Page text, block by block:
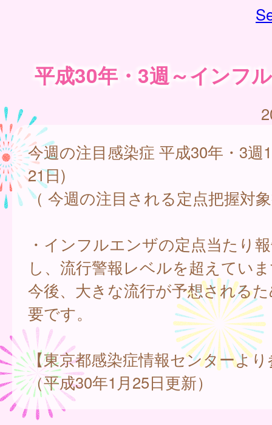
平成30年・3週～インフ
今週の注目感染症 平成30年・3週
21日)
（ 今週の注目される定点把握対
・インフルエンザの定点当たり
し、流行警報レベルを超えてい
今後、大きな流行が予想される
要です。
【東京都感染症情報センターより
（平成30年1月25日更新）